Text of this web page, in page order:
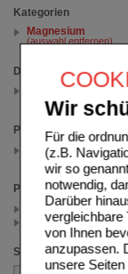
Wir
Für die
(z.B.
wir so
notwendig,
Darüber
vergleichbare
von Ihnen
anzupassen.
unsere
Kategorien
Magnesium
(auswahl entfernen)
Darreichungsform
Hartkapseln
(auswahl entfernen)
Packungsgröße
100 St
(auswahl entfernen)
Preis
< 12.50 (1)
>= 12.50 (1)
Sortieren nach